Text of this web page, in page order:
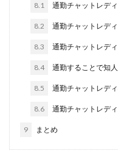
8.1 通勤チャットレデ
8.2 通勤チャットレデ
8.3 通勤チャットレデ
8.4 通勤することで知
8.5 通勤チャットレデ
8.6 通勤チャットレデ
9 まとめ